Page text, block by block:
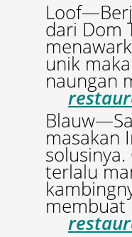
dari Dom
unik
naungan
masakan
terlalu
membuat